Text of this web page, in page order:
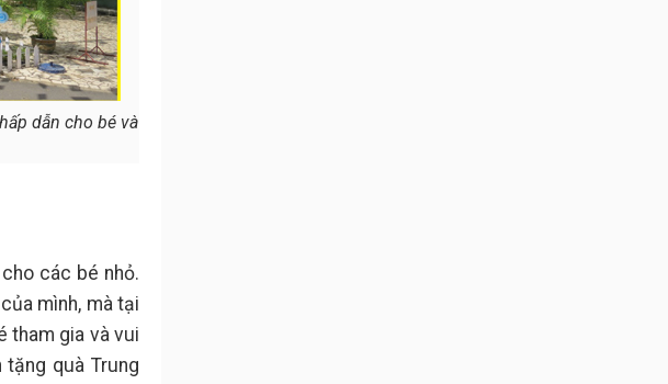
dẫn cho bé và
cho các bé nhỏ.
mình, mà tại
tham gia và vui
quà Trung